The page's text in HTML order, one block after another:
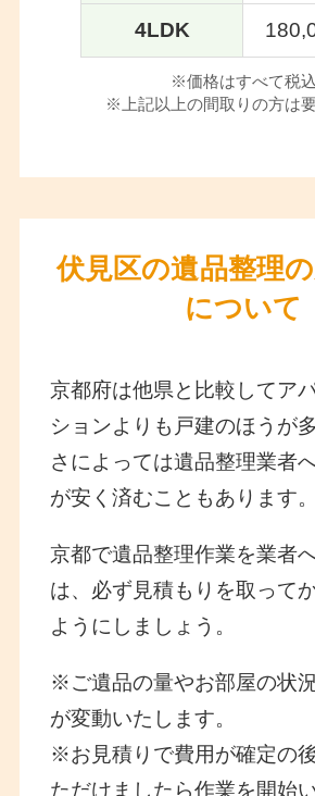
4LDK
※価格はすべて税込
※上記以上の間取りの方は
伏見区の遺品整理
について
京都府は他県と比較してア
ションよりも戸建のほうが
さによっては遺品整理業者
が安く済むこともあります。
京都で遺品整理作業を業者
は、必ず見積もりを取って
ようにしましょう。
※ご遺品の量やお部屋の状
が変動いたします。
※お見積りで費用が確定の
ただけましたら作業を開始